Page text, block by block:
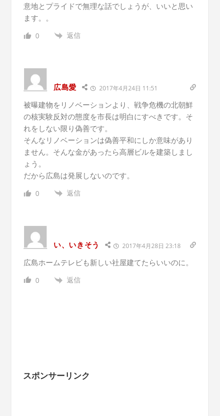
意地とプライドで無理な話でしょうが、いいと思い
ます。。
0 返信
広島愛 2017年4月24日 11:51
被曝建物をリノベーションより、戦争危機の北朝鮮
の核実験反対の態度を市長は明白にすべきです。そ
れをしない限り偽善です。
そんなリノベーションは偽善平和にしか意味があり
ません。そんな金があったら高層ビルを建築しまし
ょう。
だから広島は発展しないのです。
0 返信
い、いきそう 2017年4月28日 23:18
広島ホームテレビも新しい社屋建てたらいいのに。
0 返信
スポンサーリンク